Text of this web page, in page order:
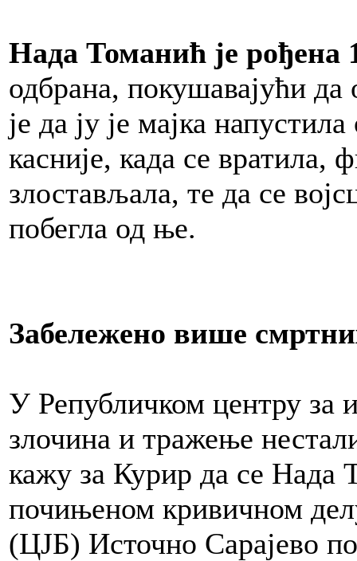
Нада Томанић је
одбрана, покушавајући да
је да ју је мајка
касније, када се вратила,
злостављала, те да се
побегла од ње.
Забележено више
У Републичком центру за
злочина и тражење
кажу за Курир да се Нада
почињеном кривичном
(ЦЈБ) Источно Сарајево